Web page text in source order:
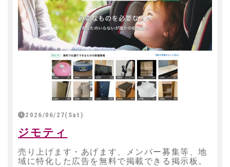
2026/06/27(Sat)
ジモティ
売り上げます・あげます、メンバー募集等、地
域に特化した広告を無料で掲載できる掲示板。